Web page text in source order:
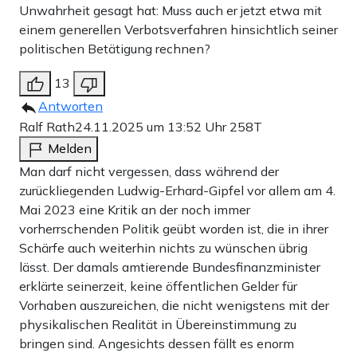
Unwahrheit gesagt hat: Muss auch er jetzt etwa mit
einem generellen Verbotsverfahren hinsichtlich seiner
politischen Betätigung rechnen?
13
Antworten
Ralf Rath24.11.2025 um 13:52 Uhr 258T
Melden
Man darf nicht vergessen, dass während der
zurückliegenden Ludwig-Erhard-Gipfel vor allem am 4.
Mai 2023 eine Kritik an der noch immer
vorherrschenden Politik geübt worden ist, die in ihrer
Schärfe auch weiterhin nichts zu wünschen übrig
lässt. Der damals amtierende Bundesfinanzminister
erklärte seinerzeit, keine öffentlichen Gelder für
Vorhaben auszureichen, die nicht wenigstens mit der
physikalischen Realität in Übereinstimmung zu
bringen sind. Angesichts dessen fällt es enorm